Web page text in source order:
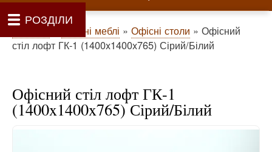
Головна
Як проводиться замовлення меблів
Про нас
Матеріали та фурнітура
Вартість виготовлення меблів
Контакти
Фотогалерея
Рядок навіґації
Головна Офісні меблі Офісні столи
Офісний
стіл лофт ГК-1 (1400x1400x765) Сірий/Білий
Офісний стіл лофт ГК-1
(1400x1400x765) Сірий/Білий
РОЗДІЛИ